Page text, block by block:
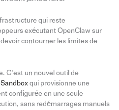
qui reste
exécutant OpenClaw sur
contourner les limites de
C’est un nouvel outil de
qui provisionne une
configurée en une seule
sans redémarrages manuels